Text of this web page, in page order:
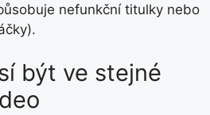
nefunkční titulky nebo
být ve stejné